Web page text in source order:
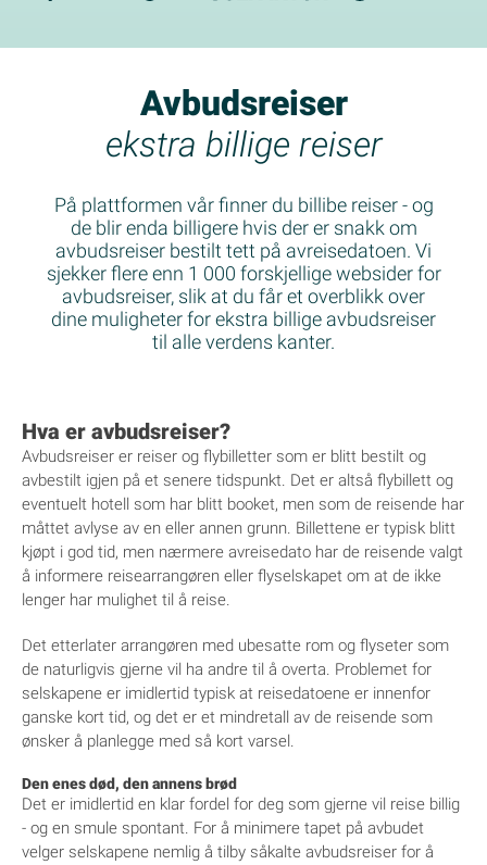
Avbudsreiser
ekstra billige reiser
På plattformen vår finner du billibe reiser - og
de blir enda billigere hvis der er snakk om
avbudsreiser bestilt tett på avreisedatoen. Vi
sjekker flere enn 1 000 forskjellige websider for
avbudsreiser, slik at du får et overblikk over
dine muligheter for ekstra billige avbudsreiser
til alle verdens kanter.
Hva er avbudsreiser?
Avbudsreiser er reiser og flybilletter som er blitt bestilt og
avbestilt igjen på et senere tidspunkt. Det er altså flybillett og
eventuelt hotell som har blitt booket, men som de reisende har
måttet avlyse av en eller annen grunn. Billettene er typisk blitt
kjøpt i god tid, men nærmere avreisedato har de reisende valgt
å informere reisearrangøren eller flyselskapet om at de ikke
lenger har mulighet til å reise.
Det etterlater arrangøren med ubesatte rom og flyseter som
de naturligvis gjerne vil ha andre til å overta. Problemet for
selskapene er imidlertid typisk at reisedatoene er innenfor
ganske kort tid, og det er et mindretall av de reisende som
ønsker å planlegge med så kort varsel.
Den enes død, den annens brød
Det er imidlertid en klar fordel for deg som gjerne vil reise billig
- og en smule spontant. For å minimere tapet på avbudet
velger selskapene nemlig å tilby såkalte avbudsreiser for å